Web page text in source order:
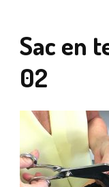
Sac en
02